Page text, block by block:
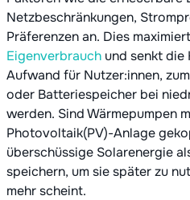
Netzbeschränkungen,
Präferenzen an. Dies
Eigenverbrauch und senkt die
Aufwand für Nutzer:innen,
oder Batteriespeicher bei
werden. Sind Wärmepumpen
Photovoltaik(PV)-Anlage
überschüssige Solarenergie
speichern, um sie später zu
mehr scheint.